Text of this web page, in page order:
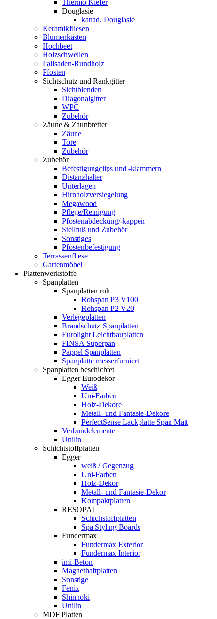
Thermo Kiefer
Douglasie
kanad. Douglasie
Keramikfliesen
Blumenkästen
Hochbeet
Holzschwellen
Palisaden-Rundholz
Pfosten
Sichtschutz und Rankgitter
Sichtblenden
Diagonalgitter
WPC
Zubehör
Zäune & Zaunbretter
Zäune
Tore
Zubehör
Zubehör
Befestigungclips und -klammern
Distanzhalter
Unterlagen
Hirnholzversiegelung
Megawood
Pflege/Reinigung
Pfostenabdeckung/-kappen
Stellfuß und Zubehör
Sonstiges
Pfostenbefestigung
Terrassenfliese
Gartenmöbel
Plattenwerkstoffe
Spanplatten
Spanplatten roh
Rohspan P3 V100
Rohspan P2 V20
Verlegeplatten
Brandschutz-Spanplatten
Eurolight Leichtbauplatten
FINSA Superpan
Pappel Spanplatten
Spanplatte messerfurniert
Spanplatten beschichtet
Egger Eurodekor
Weiß
Uni-Farben
Holz-Dekore
Metall- und Fantasie-Dekore
PerfectSense Lackplatte Span Matt
Verbundelemente
Unilin
Schichtstoffplatten
Egger
weiß / Gegenzug
Uni-Farben
Holz-Dekor
Metall- und Fantasie-Dekor
Kompaktplatten
RESOPAL
Schichstoffplatten
Spa Styling Boards
Fundermax
Fundermax Exterior
Fundermax Interior
imi-Beton
Magnethaftplatten
Sonstige
Fenix
Shinnoki
Unilin
MDF Platten